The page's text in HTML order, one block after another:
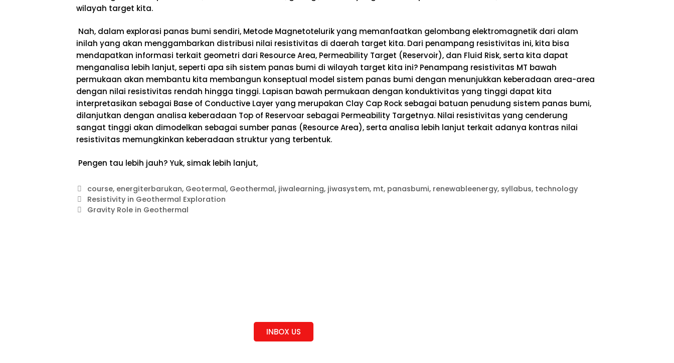
wilayah target kita.
Nah, dalam explorasi panas bumi sendiri, Metode Magnetotelurik yang memanfaatkan gelombang elektromagnetik dari alam
inilah yang akan menggambarkan distribusi nilai resistivitas di daerah target kita. Dari penampang resistivitas ini, kita bisa
mendapatkan informasi terkait geometri dari Resource Area, Permeability Target (Reservoir), dan Fluid Risk, serta kita dapat
menganalisa lebih lanjut, seperti apa sih sistem panas bumi di wilayah target kita ini? Penampang resistivitas MT bawah
permukaan akan membantu kita membangun konseptual model sistem panas bumi dengan menunjukkan keberadaan area-area
dengan nilai resistivitas rendah hingga tinggi. Lapisan bawah permukaan dengan konduktivitas yang tinggi dapat kita
interpretasikan sebagai Base of Conductive Layer yang merupakan Clay Cap Rock sebagai batuan penudung sistem panas bumi,
dilanjutkan dengan analisa keberadaan Top of Reservoar sebagai Permeability Targetnya. Nilai resistivitas yang cenderung
sangat tinggi akan dimodelkan sebagai sumber panas (Resource Area), serta analisa lebih lanjut terkait adanya kontras nilai
resistivitas memungkinkan keberadaan struktur yang terbentuk.
Pengen tau lebih jauh? Yuk, simak lebih lanjut,
course, energiterbarukan, Geotermal, Geothermal, jiwalearning, jiwasystem, mt, panasbumi, renewableenergy, syllabus, technology
Resistivity in Geothermal Exploration
Gravity Role in Geothermal
INBOX US